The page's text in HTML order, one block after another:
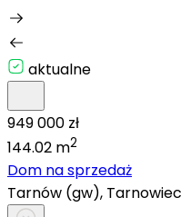
aktualne
949 000 zł
144.02 m2
Dom na sprzedaż
Tarnów (gw), Tarnowiec